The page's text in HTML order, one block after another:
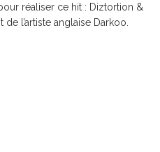
pour réaliser ce hit : Diztortion &
l’artiste anglaise Darkoo.